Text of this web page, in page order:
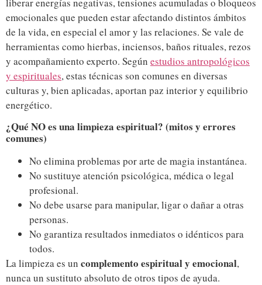
liberar energías negativas, tensiones acumuladas o bloqueos
emocionales que pueden estar afectando distintos ámbitos
de la vida, en especial el amor y las relaciones. Se vale de
herramientas como hierbas, inciensos, baños rituales, rezos
y acompañamiento experto. Según estudios antropológicos
y espirituales, estas técnicas son comunes en diversas
culturas y, bien aplicadas, aportan paz interior y equilibrio
energético.
¿Qué NO es una limpieza espiritual? (mitos y errores
comunes)
No elimina problemas por arte de magia instantánea.
No sustituye atención psicológica, médica o legal
profesional.
No debe usarse para manipular, ligar o dañar a otras
personas.
No garantiza resultados inmediatos o idénticos para
todos.
La limpieza es un complemento espiritual y emocional,
nunca un sustituto absoluto de otros tipos de ayuda.